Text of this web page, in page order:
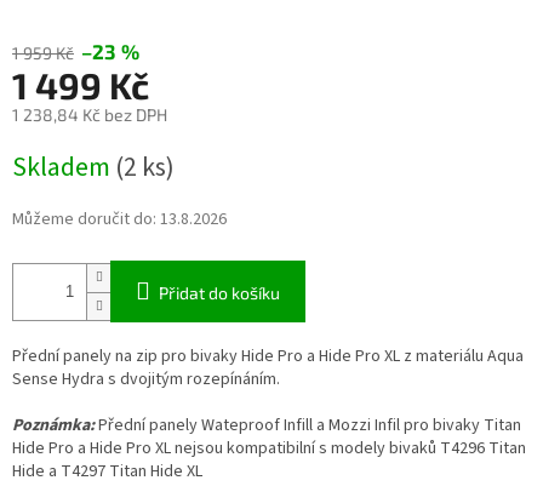
1 959 Kč –23 %
1 499 Kč
1 238,84 Kč bez DPH
cena:
Skladem (2 ks)
Můžeme doručit do: 13.8.2026
Přidat do košíku
Přední panely na zip pro bivaky Hide Pro a Hide Pro XL z materiálu Aqua
Sense Hydra s dvojitým rozepínáním.
Poznámka:Přední panely Wateproof Infill a Mozzi Infil pro bivaky Titan
Hide Pro a Hide Pro XL nejsou kompatibilní s modely bivaků T4296 Titan
Hide a T4297 Titan Hide XL